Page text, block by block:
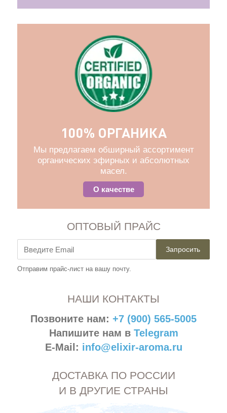
100% ОРГАНИКА
Мы предлагаем обширный ассортимент
органических эфирных и абсолютных
масел.
О качестве
ОПТОВЫЙ ПРАЙС
Запросить
Отправим прайс-лист на вашу почту.
НАШИ КОНТАКТЫ
Позвоните нам: +7 (900) 565-5005
Напишите нам в Telegram
E-Mail: info@elixir-aroma.ru
ДОСТАВКА ПО РОССИИ
И В ДРУГИЕ СТРАНЫ